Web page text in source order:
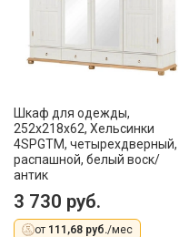
Шкаф для одежды,
252x218x62, Хельсинки
4SPGTM, четырехдверный,
распашной, белый воск/
антик
3 730 руб.
от 111,68 руб./мес